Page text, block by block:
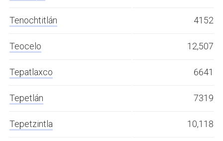
Tenochtitlán 4152
Teocelo 12,507
Tepatlaxco 6641
Tepetlán 7319
Tepetzintla 10,118